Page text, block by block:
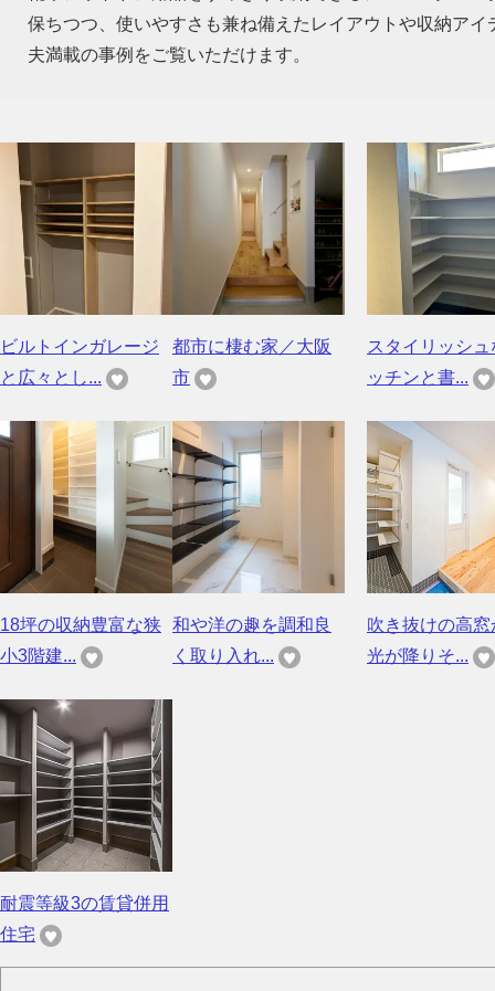
保ちつつ、使いやすさも兼ね備えたレイアウトや収納ア
夫満載の事例をご覧いただけます。
ビルトインガレージ
と広々とし...
都市に棲む家／大阪
市
スタイリッシュ
ッチンと書...
18坪の収納豊富な狭
小3階建...
和や洋の趣を調和良
く取り入れ...
吹き抜けの高窓
光が降りそ...
耐震等級3の賃貸併用
住宅